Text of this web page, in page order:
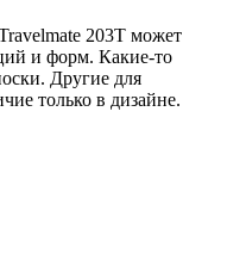
203T может
и форм. Какие-то
Другие для
только в дизайне.